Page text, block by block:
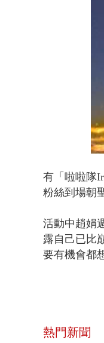
有「啦啦隊
粉絲到場朝
活動中趙娟
露自己已比
要有機會都
熱門新聞